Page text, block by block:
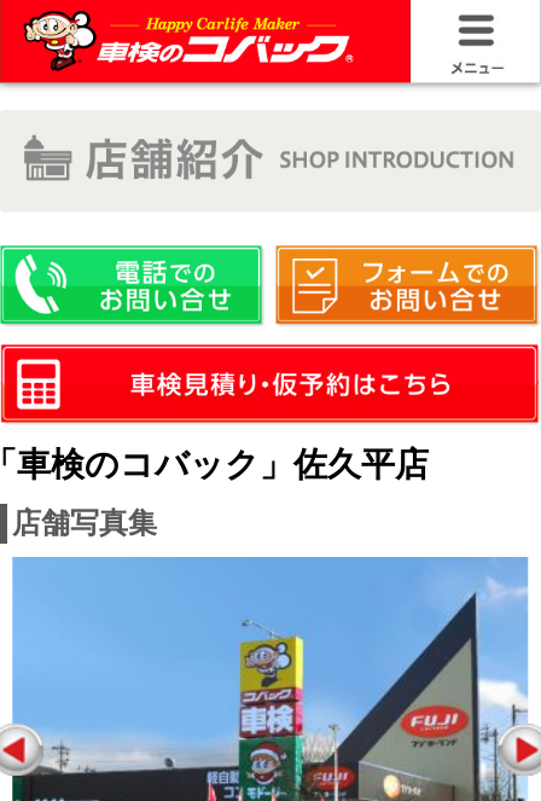
HOME
お問い合わ
車検サービ
安さの構造
20年50万キ
車検のコバック」佐久平店
店舗写真集
最新折込チラシまたは店舗情報